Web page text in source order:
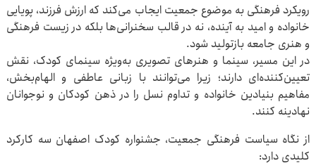
رویکرد فرهنگی به موضوع جمعیت ایجاب می‌کند که ارزش فرزند، پویایی
خانواده و امید به آینده، نه در قالب سخنرانی‌ها بلکه در زیست فرهنگی
و هنری جامعه بازتولید شود.
در این مسیر، سینما و هنرهای تصویری به‌ویژه سینمای کودک، نقش
تعیین‌کننده‌ای دارند؛ زیرا می‌توانند با زبانی عاطفی و الهام‌بخش،
مفاهیم بنیادین خانواده و تداوم نسل را در ذهن کودکان و نوجوانان
نهادینه کنند.
از نگاه سیاست فرهنگی جمعیت، جشنواره کودک اصفهان سه کارکرد
کلیدی دارد: